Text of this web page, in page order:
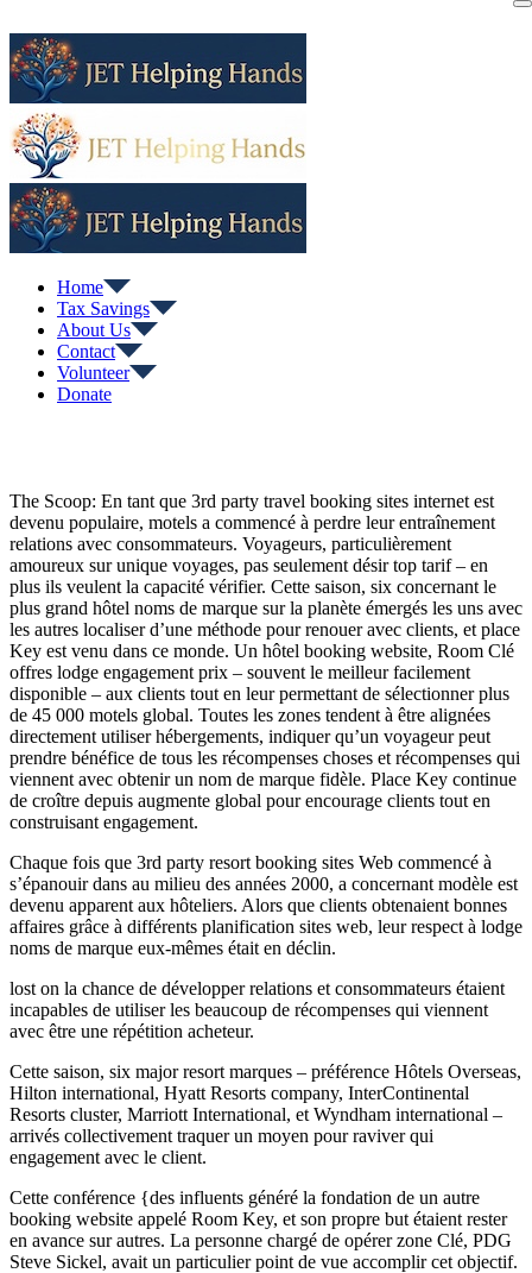
to
content
Home
Tax Savings
About Us
Contact
Volunteer
Donate
The Scoop: En tant que 3rd party travel booking sites internet est
devenu populaire, motels a commencé à perdre leur entraînement
relations avec consommateurs. Voyageurs, particulièrement
amoureux sur unique voyages, pas seulement désir top tarif – en
plus ils veulent la capacité vérifier. Cette saison, six concernant le
plus grand hôtel noms de marque sur la planète émergés les uns avec
les autres localiser d’une méthode pour renouer avec clients, et place
Key est venu dans ce monde. Un hôtel booking website, Room Clé
offres lodge engagement prix – souvent le meilleur facilement
disponible – aux clients tout en leur permettant de sélectionner plus
de 45 000 motels global. Toutes les zones tendent à être alignées
directement utiliser hébergements, indiquer qu’un voyageur peut
prendre bénéfice de tous les récompenses choses et récompenses qui
viennent avec obtenir un nom de marque fidèle. Place Key continue
de croître depuis augmente global pour encourage clients tout en
construisant engagement.
Chaque fois que 3rd party resort booking sites Web commencé à
s’épanouir dans au milieu des années 2000, a concernant modèle est
devenu apparent aux hôteliers. Alors que clients obtenaient bonnes
affaires grâce à différents planification sites web, leur respect à lodge
noms de marque eux-mêmes était en déclin.
lost on la chance de développer relations et consommateurs étaient
incapables de utiliser les beaucoup de récompenses qui viennent
avec être une répétition acheteur.
Cette saison, six major resort marques – préférence Hôtels Overseas,
Hilton international, Hyatt Resorts company, InterContinental
Resorts cluster, Marriott International, et Wyndham international –
arrivés collectivement traquer un moyen pour raviver qui
engagement avec le client.
Cette conférence {des influents généré la fondation de un autre
booking website appelé Room Key, et son propre but étaient rester
en avance sur autres. La personne chargé de opérer zone Clé, PDG
Steve Sickel, avait un particulier point de vue accomplir cet objectif.